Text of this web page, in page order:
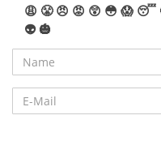
😩 😤 😠 😡 😲 😳 😱 😴
👽 🎃